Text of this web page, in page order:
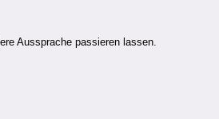
Aussprache passieren lassen.